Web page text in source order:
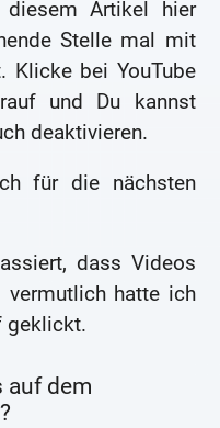
Artikel hier
Stelle mal mit
Klicke bei YouTube
und Du kannst
deaktivieren.
für die nächsten
dass Videos
hatte ich
geklickt.
auf dem